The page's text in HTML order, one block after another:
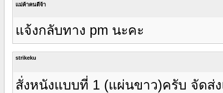
แม่ค้าคนดีจ้า
แจ้งกลับทาง pm นะคะ
strikeku
สั่งหนังแบบที่ 1 (แผ่นขาว)ครับ จัดส่